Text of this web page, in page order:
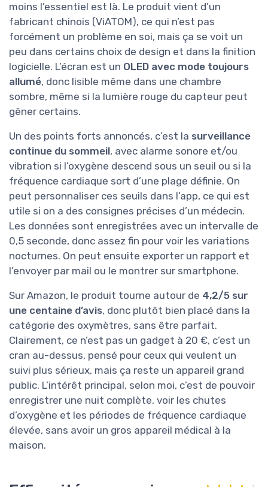
moins l’essentiel est là. Le produit vient d’un
fabricant chinois (ViATOM), ce qui n’est pas
forcément un problème en soi, mais ça se voit un
peu dans certains choix de design et dans la finition
logicielle. L’écran est un OLED avec mode toujours
allumé, donc lisible même dans une chambre
sombre, même si la lumière rouge du capteur peut
gêner certains.
Un des points forts annoncés, c’est la surveillance
continue du sommeil, avec alarme sonore et/ou
vibration si l’oxygène descend sous un seuil ou si la
fréquence cardiaque sort d’une plage définie. On
peut personnaliser ces seuils dans l’app, ce qui est
utile si on a des consignes précises d’un médecin.
Les données sont enregistrées avec un intervalle de
0,5 seconde, donc assez fin pour voir les variations
nocturnes. On peut ensuite exporter un rapport et
l’envoyer par mail ou le montrer sur smartphone.
Sur Amazon, le produit tourne autour de 4,2/5 sur
une centaine d’avis, donc plutôt bien placé dans la
catégorie des oxymètres, sans être parfait.
Clairement, ce n’est pas un gadget à 20 €, c’est un
cran au-dessus, pensé pour ceux qui veulent un
suivi plus sérieux, mais ça reste un appareil grand
public. L’intérêt principal, selon moi, c’est de pouvoir
enregistrer une nuit complète, voir les chutes
d’oxygène et les périodes de fréquence cardiaque
élevée, sans avoir un gros appareil médical à la
maison.